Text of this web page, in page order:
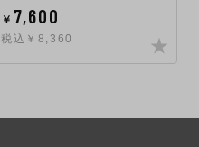
￥ 7,600
税込￥8,360